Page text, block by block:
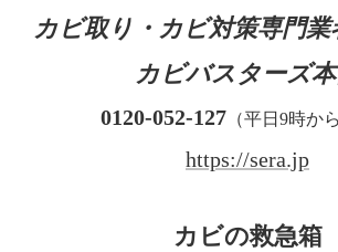
カビ取り・カビ対策専門業
カビバスターズ
0120-052-127 （平日9時か
https://sera.jp
カビの救急箱